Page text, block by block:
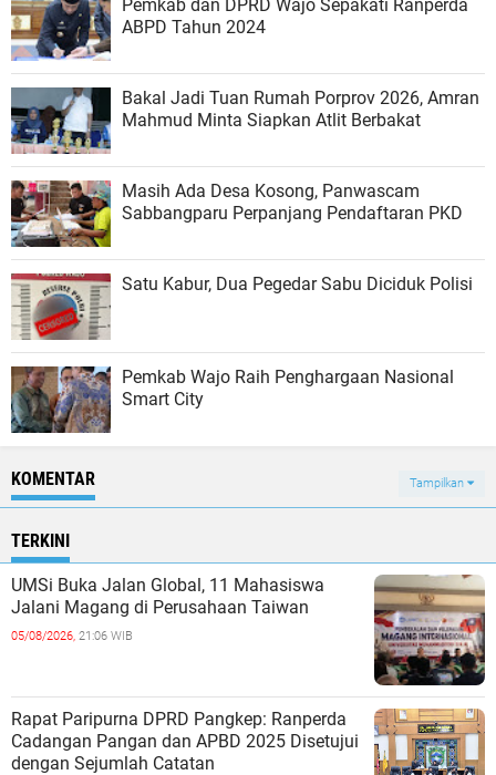
Pemkab dan DPRD Wajo Sepakati Ranperda
ABPD Tahun 2024
Bakal Jadi Tuan Rumah Porprov 2026, Amran
Mahmud Minta Siapkan Atlit Berbakat
Masih Ada Desa Kosong, Panwascam
Sabbangparu Perpanjang Pendaftaran PKD
Satu Kabur, Dua Pegedar Sabu Diciduk Polisi
Pemkab Wajo Raih Penghargaan Nasional
Smart City
KOMENTAR Tampilkan
TERKINI
UMSi Buka Jalan Global, 11 Mahasiswa
Jalani Magang di Perusahaan Taiwan
05/08/2026, 21:06 WIB
Rapat Paripurna DPRD Pangkep: Ranperda
Cadangan Pangan dan APBD 2025 Disetujui
dengan Sejumlah Catatan